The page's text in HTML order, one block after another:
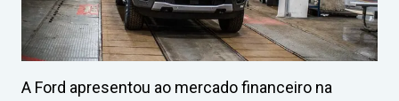
A Ford apresentou ao mercado financeiro na